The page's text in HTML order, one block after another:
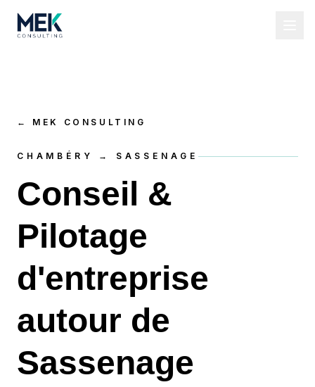
← MEK CONSULTING
CHAMBÉRY → SASSENAGE
Conseil &
Pilotage
d'entreprise
autour de
Sassenage